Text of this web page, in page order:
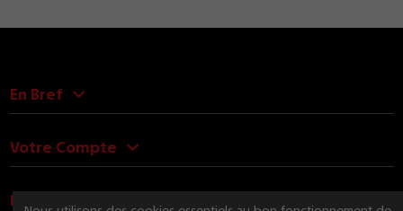
En Bref
Votre Compte
Nous Contacter